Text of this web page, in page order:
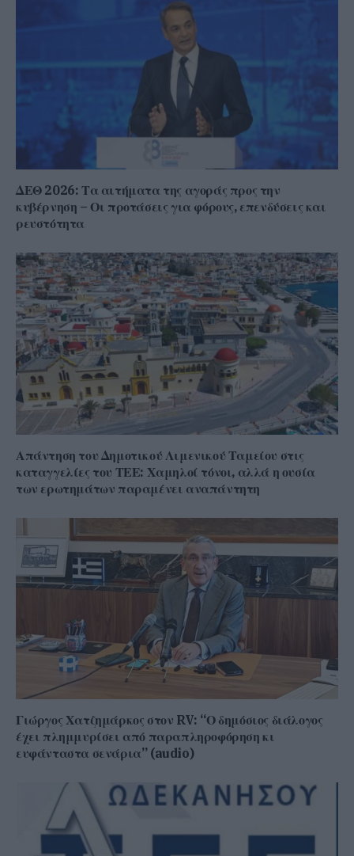
ΔΕΘ 2026: Τα αιτήματα της αγοράς προς την
κυβέρνηση – Οι προτάσεις για φόρους, επενδύσεις και
ρευστότητα
Απάντηση του Δημοτικού Λιμενικού Ταμείου στις
καταγγελίες του ΤΕΕ: Χαμηλοί τόνοι, αλλά η ουσία
των ερωτημάτων παραμένει αναπάντητη
Γιώργος Χατζημάρκος στον RV: “Ο δημόσιος διάλογος
έχει πλημμυρίσει από παραπληροφόρηση κι
ευφάνταστα σενάρια” (audio)